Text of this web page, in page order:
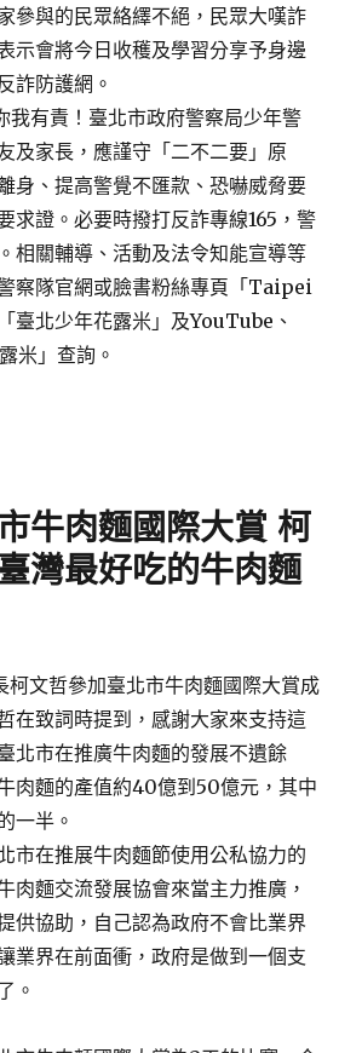
參與的民眾絡繹不絕，民眾大嘆詐
示會將今日收穫及學習分享予身邊
詐防護網。
有責！臺北市政府警察局少年警
及家長，應謹守「二不二要」原
身、提高警覺不匯款、恐嚇威脅要
求證。必要時撥打反詐專線165，警
相關輔導、活動及法令知能宣導等
察隊官網或臉書粉絲專頁「Taipei
臺北少年花露米」及YouTube、
米」查詢。
牛肉麵國際大賞 柯
灣最好吃的牛肉麵
柯文哲參加臺北市牛肉麵國際大賞成
在致詞時提到，感謝大家來支持這
北市在推廣牛肉麵的發展不遺餘
肉麵的產值約40億到50億元，其中
一半。
市在推展牛肉麵節使用公私協力的
肉麵交流發展協會來當主力推廣，
供協助，自己認為政府不會比業界
業界在前面衝，政府是做到一個支
。